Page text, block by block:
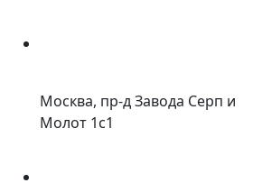
Москва, пр-д Завода Серп и
Молот 1с1